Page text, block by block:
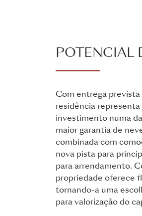
POTENCIAL
Com entrega
residência
investimento numa
maior garantia de
combinada com
nova pista para
para arrendamento.
propriedade oferece
tornando-a uma
para valorização do